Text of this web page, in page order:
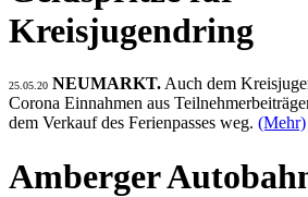
Kreisjugendring
25.05.20 NEUMARKT. Auch dem
Corona Einnahmen aus
dem Verkauf des Ferienpasses weg. (Mehr)
Amberger